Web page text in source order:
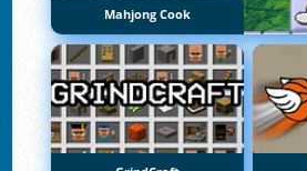
Mahjong Cook